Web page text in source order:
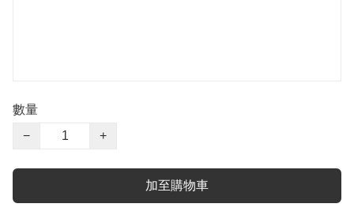
數量
−
+
加至購物車